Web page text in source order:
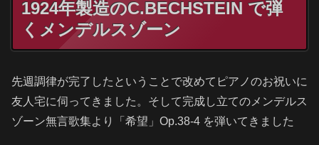
1924年製造のC.BECHSTEIN で弾
くメンデルスゾーン
先週調律が完了したということで改めてピアノのお祝いに
友人宅に伺ってきました。そして完成し立てのメンデルス
ゾーン無言歌集より「希望」Op.38-4 を弾いてきました